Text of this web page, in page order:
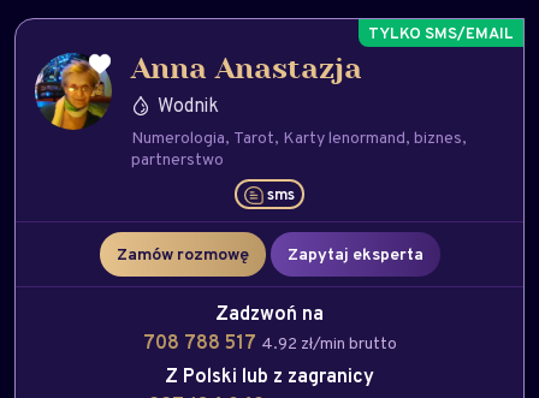
Anna Anastazja
Wodnik
Numerologia Tarot Karty lenormand biznes
partnerstwo
sms
Zamów rozmowę Zapytaj eksperta
Zadzwoń na
708 788 517 4.92 zł/min brutto
Z Polski lub z zagranicy